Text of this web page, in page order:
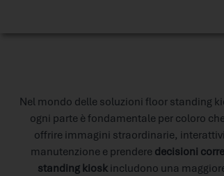
Nel mondo delle soluzioni floor standing
ogni parte è fondamentale per coloro
offrire immagini straordinarie,
manutenzione e prendere decisioni
standing kiosk includono una